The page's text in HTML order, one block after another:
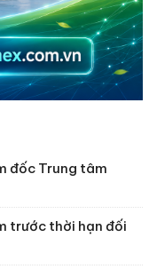
đốc Trung tâm
trước thời hạn đối